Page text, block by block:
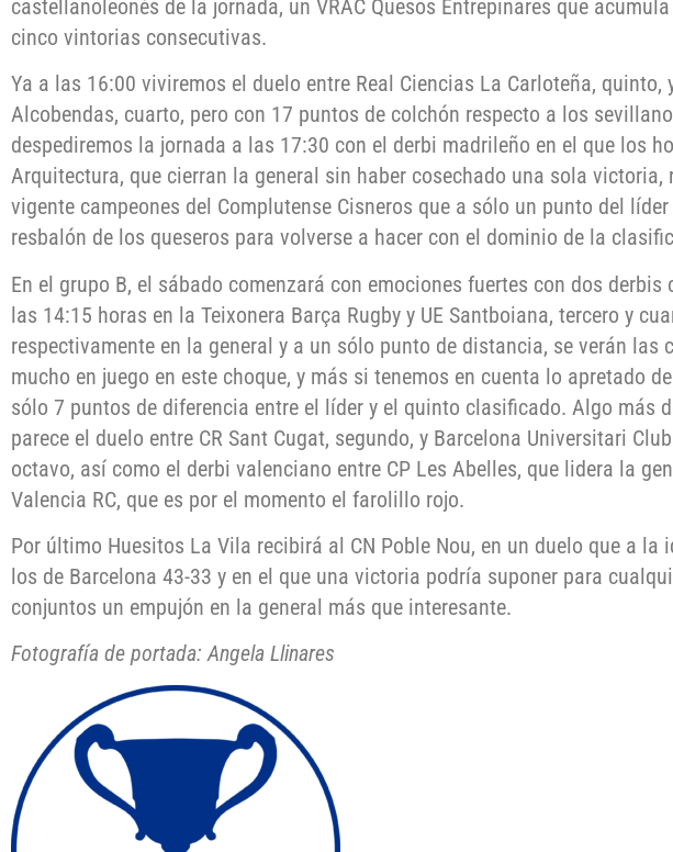
castellanoleonés de la jornada, un VRAC Quesos Entrepinares que
cinco vintorias consecutivas.
Ya a las 16:00 viviremos el duelo entre Real Ciencias La Carloteña, quinto,
Alcobendas, cuarto, pero con 17 puntos de colchón respecto a los
despediremos la jornada a las 17:30 con el derbi madrileño en el que los
Arquitectura, que cierran la general sin haber cosechado una sola victoria,
vigente campeones del Complutense Cisneros que a sólo un punto del
resbalón de los queseros para volverse a hacer con el dominio de la
En el grupo B, el sábado comenzará con emociones fuertes con dos derbis
las 14:15 horas en la Teixonera Barça Rugby y UE Santboiana, tercero y
respectivamente en la general y a un sólo punto de distancia, se verán las
mucho en juego en este choque, y más si tenemos en cuenta lo apretado
sólo 7 puntos de diferencia entre el líder y el quinto clasificado. Algo más
parece el duelo entre CR Sant Cugat, segundo, y Barcelona Universitari
octavo, así como el derbi valenciano entre CP Les Abelles, que lidera la
Valencia RC, que es por el momento el farolillo rojo.
Por último Huesitos La Vila recibirá al CN Poble Nou, en un duelo que a la
los de Barcelona 43-33 y en el que una victoria podría suponer para
conjuntos un empujón en la general más que interesante.
Fotografía de portada: Angela Llinares